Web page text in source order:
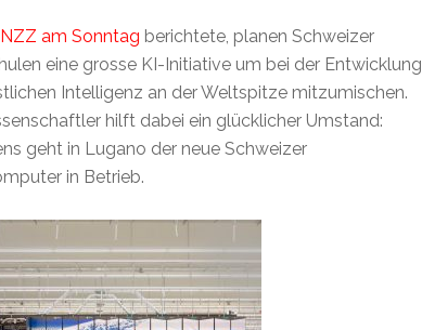
NZZ am Sonntag berichtete, planen Schweizer
eine grosse KI-Initiative um bei der Entwicklung
Intelligenz an der Weltspitze mitzumischen.
hilft dabei ein glücklicher Umstand:
geht in Lugano der neue Schweizer
in Betrieb.